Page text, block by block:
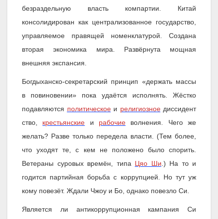
безраздельную власть компартии. Китай
консолидирован как централизованное государство,
управляемое правящей номенклатурой. Создана
вторая экономика мира. Развёрнута мощная
внешняя экспансия.
Богдыханско-секретарский принцип «держать массы
в повиновении» пока удаётся исполнять.
Жёстко
подавляются политическоеи религиозноедиссидент
ство, крестьянские и рабочие волнения. Чего же
желать? Разве только передела власти. (Тем более,
что уходят те, с кем не положено было спорить.
Ветераны суровых времён, типа Цяо Ши .) На то и
годится партийная борьба с коррупцией. Но тут уж
кому повезёт. Ждали Чжоу и Бо, однако повезло Си.
Является ли антикоррупционная кампания Си